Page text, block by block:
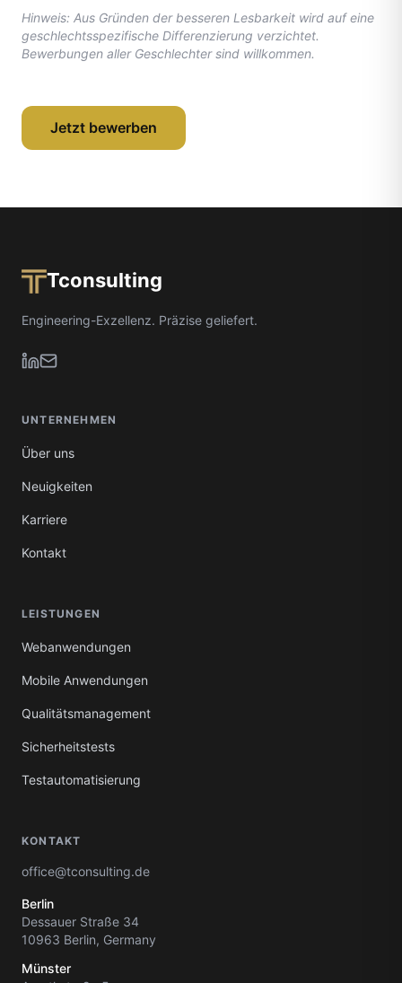
Hinweis: Aus Gründen der besseren Lesbarkeit wird auf eine
geschlechtsspezifische Differenzierung verzichtet.
Bewerbungen aller Geschlechter sind willkommen.
Jetzt bewerben
Tconsulting
Engineering-Exzellenz. Präzise geliefert.
UNTERNEHMEN
Über uns
Neuigkeiten
Karriere
Kontakt
LEISTUNGEN
Webanwendungen
Mobile Anwendungen
Qualitätsmanagement
Sicherheitstests
Testautomatisierung
KONTAKT
office@tconsulting.de
Berlin
Dessauer Straße 34
10963 Berlin, Germany
Münster